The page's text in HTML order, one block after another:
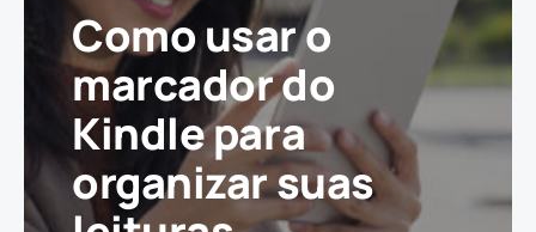
Como usar o
marcador do
Kindle para
organizar suas